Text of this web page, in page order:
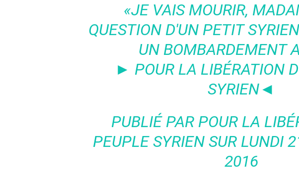
«JE VAIS MOURIR,
QUESTION D'UN PETIT
UN BOMBARDEMENT
► POUR LA LIBÉRATION
SYRIEN◄
PUBLIÉ PAR POUR LA
PEUPLE SYRIEN SUR LUNDI
2016